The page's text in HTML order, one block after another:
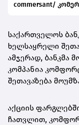
commersant/
საქართველოს
ხელსაყრელი
ამჯერად, ბანკმა
კომპანია
შეთავაზება
აქციის
ჩათვლით,